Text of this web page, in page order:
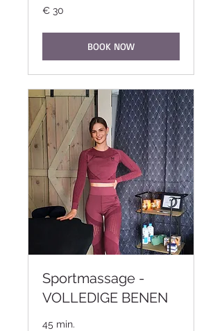
30
euro
€ 30
BOOK NOW
Sportmassage -
VOLLEDIGE BENEN
45 min.